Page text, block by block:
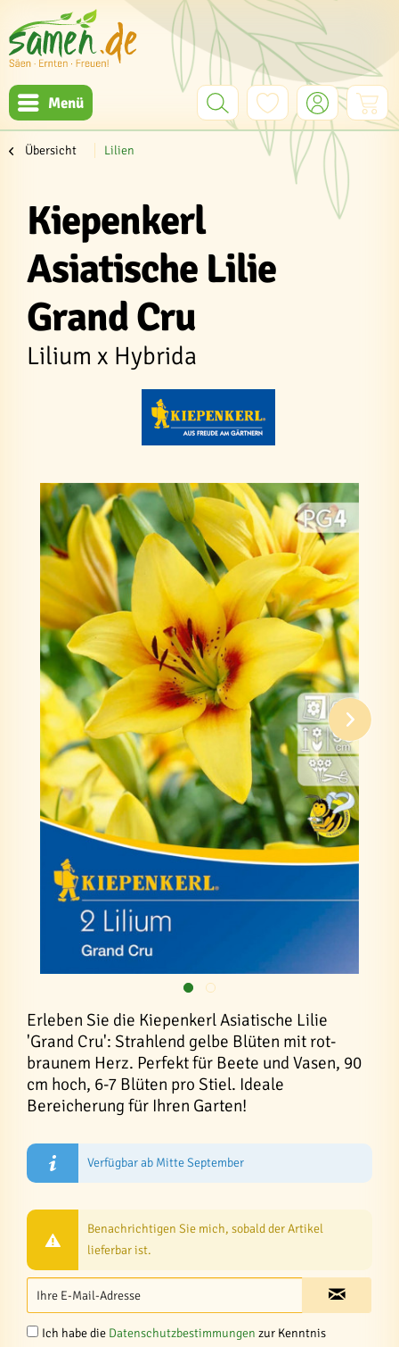
Menü
Übersicht Lilien
Kiepenkerl
Asiatische Lilie
Grand Cru
Lilium x Hybrida
Erleben Sie die Kiepenkerl Asiatische Lilie
'Grand Cru': Strahlend gelbe Blüten mit rot-
braunem Herz. Perfekt für Beete und Vasen, 90
cm hoch, 6-7 Blüten pro Stiel. Ideale
Bereicherung für Ihren Garten!
Verfügbar ab Mitte September
Benachrichtigen Sie mich, sobald der Artikel
lieferbar ist.
Ich habe die Datenschutzbestimmungen zur Kenntnis